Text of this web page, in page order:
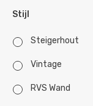
Stijl
Steigerhout
Vintage
RVS Wand